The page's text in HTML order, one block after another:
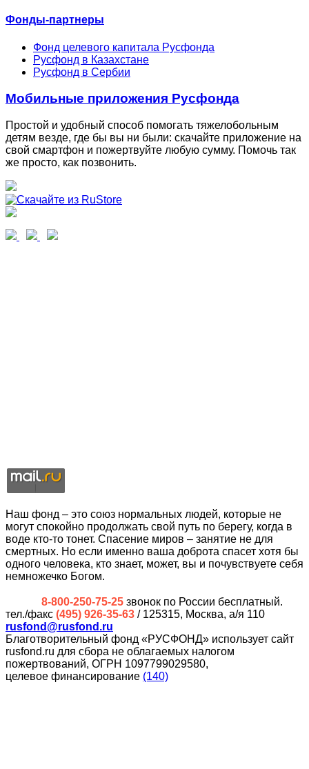
Фонды-партнеры
Фонд целевого капитала Русфонда
Русфонд в Казахстане
Русфонд в Сербии
Мобильные приложения Русфонда
Простой и удобный способ помогать тяжелобольным
детям везде, где бы вы ни были: скачайте приложение на
свой смартфон и пожертвуйте любую сумму. Помочь так
же просто, как позвонить.
Наш фонд – это союз нормальных людей, которые не
могут спокойно продолжать свой путь по берегу, когда в
воде кто-то тонет. Спасение миров – занятие не для
смертных. Но если именно ваша доброта спасет хотя бы
одного человека, кто знает, может, вы и почувствуете себя
немножечко Богом.
8-800-250-75-25 звонок по России бесплатный.
тел./факс (495) 926-35-63 / 125315, Москва, а/я 110
rusfond@rusfond.ru
Благотворительный фонд «РУСФОНД» использует сайт
rusfond.ru для сбора не облагаемых налогом
пожертвований, ОГРН 1097799029580,
целевое финансирование (140)